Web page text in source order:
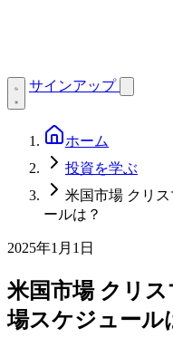
サインアップ
ホーム
投資を学ぶ
米国市場 クリス
ールは？
2025年1月1日
米国市場 クリ
場スケジュール